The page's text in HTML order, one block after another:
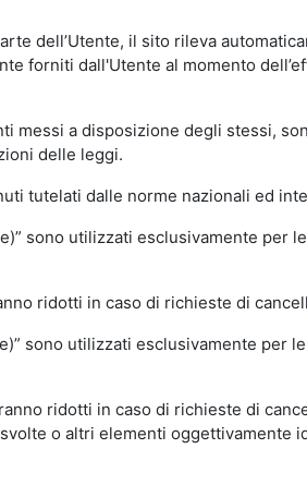
dell’Utente, il sito rileva
forniti dall'Utente al momento
a disposizione degli stessi,
delle leggi.
tutelati dalle norme nazionali ed
sono utilizzati esclusivamente per
ridotti in caso di richieste di
sono utilizzati esclusivamente per
ridotti in caso di richieste di
o altri elementi oggettivamente